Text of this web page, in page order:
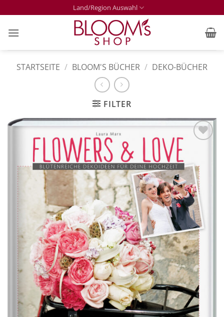
Inhalt
springen
Land/Region Auswahl
STARTSEITE / BLOOM'S BÜCHER / DEKO-BÜCHER
FILTER
Merkliste
hinzufügen